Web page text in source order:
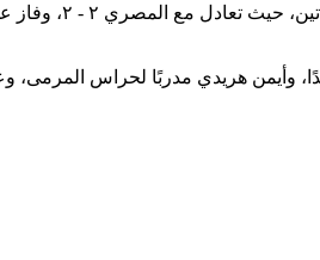
حافظ مدربًا مساعدًا، وأيمن هريدي مدربًا